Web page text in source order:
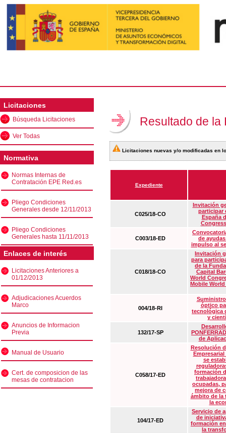
Licitaciones
Búsqueda Licitaciones
Ver Todas
Normativa
Normas Internas de
Contratación EPE Red.es
Pliego Condiciones
Generales desde 12/11/2013
Pliego Condiciones
Generales hasta 11/11/2013
Enlaces de interés
Licitaciones Anteriores a
01/12/2013
Adjudicaciones Acuerdos
Marco
Anuncios de Informacion
Previa
Manual de Usuario
Cert. de composicion de las
mesas de contratacion
Resultado de la
Licitaciones nuevas y/o modificadas en
Expediente
C025/18-CO
Invitación
participar
España
C003/18-ED
de
impulso al
C018/18-CO
Invitación
para
de la
Capital
World
Mobile
004/18-RI
óptico
tecnológica
y
132/17-SP
de
C058/17-ED
Resolución
Empresarial
se
formación
ocupadas,
mejora de
ámbito de la
la
104/17-ED
Servicio de
de
formación
la